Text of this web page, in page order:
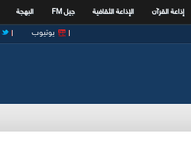
إذاعة القرآن الإذاعة الثقافية جيل FM البهجة
يوتيوب